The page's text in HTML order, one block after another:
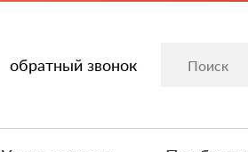
обратный звонок